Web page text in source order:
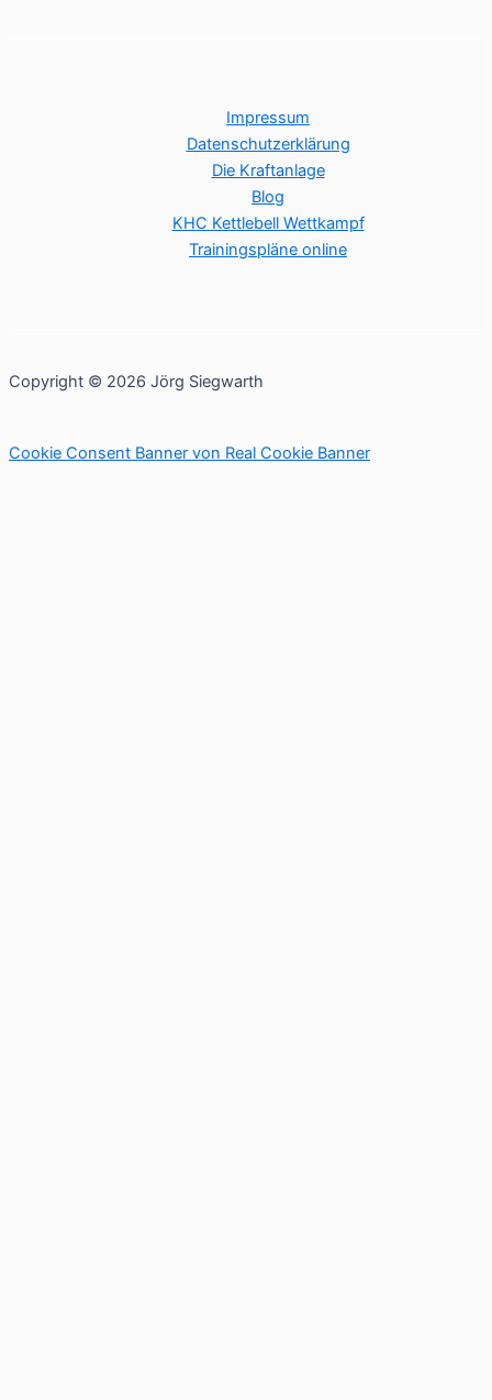
Impressum
Datenschutzerklärung
Die Kraftanlage
Blog
KHC Kettlebell Wettkampf
Trainingspläne online
Copyright © 2026 Jörg Siegwarth
Cookie Consent Banner von Real Cookie Banner